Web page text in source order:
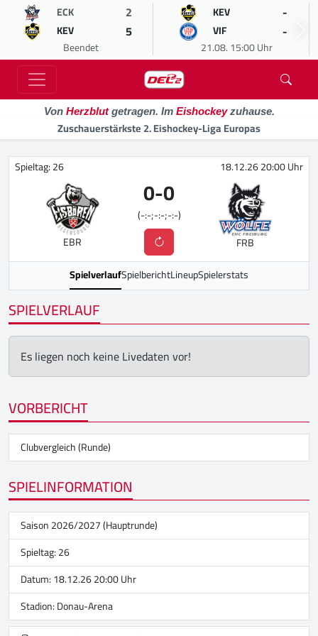
ECK 2
KEV 5
Beendet
KEV -
VIF -
21.08. 15:00 Uhr
Von Herzblutgetragen. Im Eishockeyzuhause.
Zuschauerstärkste 2. Eishockey-Liga Europas
Spieltag: 26 18.12.26 20:00 Uhr
EBR
0-0
(-:-;-:-;-:-)
FRB
SpielverlaufSpielberichtLineupSpielerstats
SPIELVERLAUF
Es liegen noch keine Livedaten vor!
VORBERICHT
Clubvergleich (Runde)
SPIELINFORMATION
Saison 2026/2027 (Hauptrunde)
Spieltag: 26
Datum: 18.12.26 20:00 Uhr
Stadion:Donau-Arena